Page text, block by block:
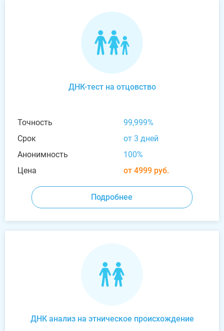
ДНК-тест на отцовство
Точность
99,999%
Срок
от 3 дней
Анонимность
100%
Цена
от 4999 руб.
Подробнее
ДНК анализ на этническое происхождение